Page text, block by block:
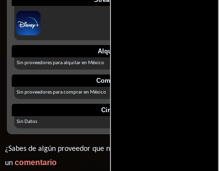
Alquilar
Sin proveedores para alquilar en México
Comprar
Sin proveedores para comprar en México
Cines
Sin Datos
¿Sabes de algún proveedor que no estamos mostrando? déjanos
un comentario